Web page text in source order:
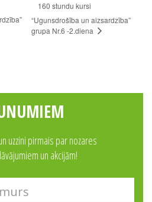
160 stundu kursi
“Ugunsdrošība un aizsardzība”
grupa Nr.6 -2.diena
uzzini pirmais par nozares
un akcijām!